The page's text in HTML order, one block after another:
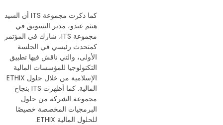
كما ذكرت مجموعة ITS أن السيد
هيثم عبدو، مدير التسويق في
مجموعة ITS، شارك في المؤتمر
كمتحدث رئيسي في الجلسة
الأولى، والتي ناقش فيها تطبيق
التكنولوجيا للمؤسسات المالية
الإسلامية من خلال حلول ETHIX
المالية. كما أظهرت ITS بنجاح
مجموعة الشركة من حلول
البرمجيات المخصصة خصيصًا
للحلول المالية ETHIX.